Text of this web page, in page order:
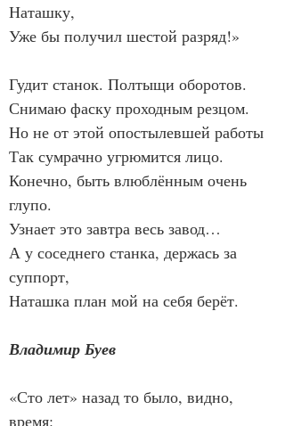
Наташку,
Уже бы получил шестой разряд!»
Гудит станок. Полтыщи оборотов.
Снимаю фаску проходным резцом.
Но не от этой опостылевшей работы
Так сумрачно угрюмится лицо.
Конечно, быть влюблённым очень
глупо.
Узнает это завтра весь завод…
А у соседнего станка, держась за
суппорт,
Наташка план мой на себя берёт.
Владимир Буев
«Сто лет» назад то было, видно,
время: